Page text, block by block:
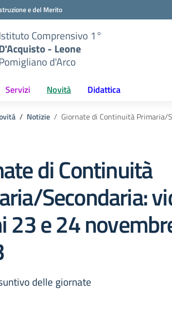
e del Merito
Comprensivo 1°
- Leone
d'Arco
Servizi Novità Didattica
Notizie Giornate di Continuità Primaria/
di Continuità
Secondaria:
23 e 24
delle giornate